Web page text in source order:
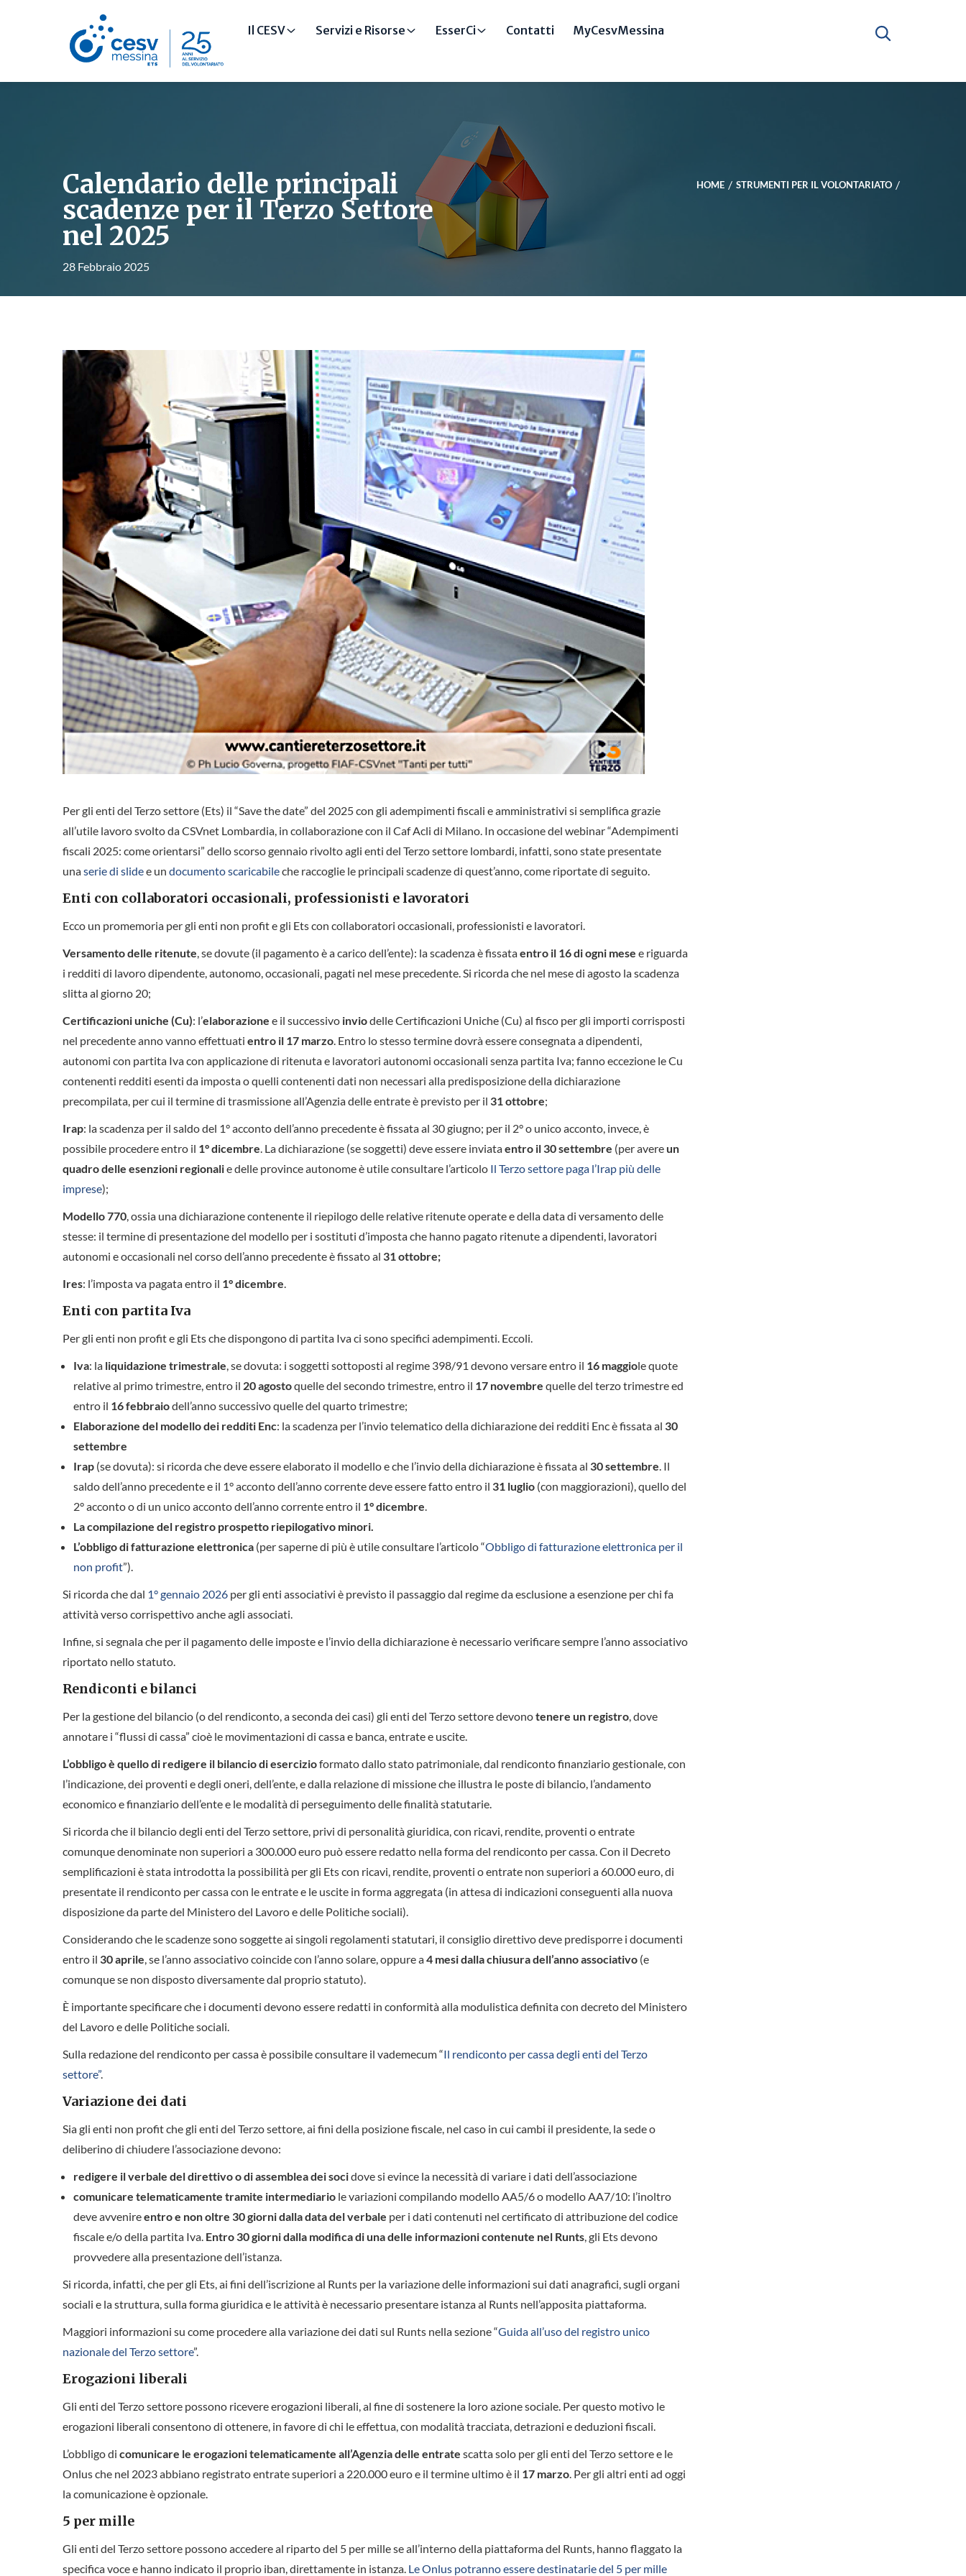
Il CESV Servizi e Risorse EsserCi Contatti MyCesvMessina
Calendario delle principali
scadenze per il Terzo Settore
nel 2025
28 Febbraio 2025
HOME STRUMENTI PER IL VOLONTARIATO
Per gli enti del Terzo settore (Ets) il “Save the date” del 2025 con gli adempimenti fiscali e amministrativi si semplifica grazie
all’utile lavoro svolto da CSVnet Lombardia, in collaborazione con il Caf Acli di Milano. In occasione del webinar “Adempimenti
fiscali 2025: come orientarsi” dello scorso gennaio rivolto agli enti del Terzo settore lombardi, infatti, sono state presentate
unaserie di slidee un documento scaricabileche raccoglie le principali scadenze di quest’anno, come riportate di seguito.
Enti con collaboratori occasionali, professionisti e lavoratori
Ecco un promemoria per gli enti non profit e gli Ets con collaboratori occasionali, professionisti e lavoratori.
Versamento delle ritenute, se dovute (il pagamento è a carico dell’ente): la scadenza è fissataentro il 16 di ogni mese e riguarda
i redditi di lavoro dipendente, autonomo, occasionali, pagati nel mese precedente. Si ricorda che nel mese di agosto la scadenza
slitta al giorno 20;
Certificazioni uniche (Cu): l’elaborazione e il successivo inviodelle Certificazioni Uniche (Cu) al fisco per gli importi corrisposti
nel precedente anno vanno effettuati entro il 17 marzo. Entro lo stesso termine dovrà essere consegnata a dipendenti,
autonomi con partita Iva con applicazione di ritenuta e lavoratori autonomi occasionali senza partita Iva; fanno eccezione le Cu
contenenti redditi esenti da imposta o quelli contenenti dati non necessari alla predisposizione della dichiarazione
precompilata, per cui il termine di trasmissione all’Agenzia delle entrate è previsto per il 31 ottobre;
Irap: la scadenza per il saldo del 1° acconto dell’anno precedente è fissata al 30 giugno; per il 2° o unico acconto, invece, è
possibile procedere entro il 1° dicembre. La dichiarazione (se soggetti) deve essere inviataentro il 30 settembre (per avere un
quadro delle esenzioni regionalie delle province autonome è utile consultare l’articolo Il Terzo settore paga l’Irap più delle
imprese);
Modello 770, ossia una dichiarazione contenente il riepilogo delle relative ritenute operate e della data di versamento delle
stesse: il termine di presentazione del modello per i sostituti d’imposta che hanno pagato ritenute a dipendenti, lavoratori
autonomi e occasionali nel corso dell’anno precedente è fissato al 31 ottobre;
Ires: l’imposta va pagata entro il 1° dicembre.
Enti con partita Iva
Per gli enti non profit e gli Ets che dispongono di partita Iva ci sono specifici adempimenti. Eccoli.
Iva: la liquidazione trimestrale, se dovuta: i soggetti sottoposti al regime 398/91 devono versare entro il 16 maggiole quote
relative al primo trimestre, entro il 20 agostoquelle del secondo trimestre, entro il 17 novembre quelle del terzo trimestre ed
entro il 16 febbraiodell’anno successivo quelle del quarto trimestre;
Elaborazione del modello dei redditi Enc: la scadenza per l’invio telematico della dichiarazione dei redditi Enc è fissata al 30
settembre
Irap (se dovuta): si ricorda che deve essere elaborato il modello e che l’invio della dichiarazione è fissata al 30 settembre. Il
saldo dell’anno precedente e il 1° acconto dell’anno corrente deve essere fatto entro il 31 luglio (con maggiorazioni), quello del
2° acconto o di un unico acconto dell’anno corrente entro il 1° dicembre.
La compilazione del registro prospetto riepilogativo minori.
L’obbligo di fatturazione elettronica (per saperne di più è utile consultare l’articolo “Obbligo di fatturazione elettronica per il
non profit”).
Si ricorda che dal 1° gennaio 2026 per gli enti associativi è previsto il passaggio dal regime da esclusione a esenzione per chi fa
attività verso corrispettivo anche agli associati.
Infine, si segnala che per il pagamento delle imposte e l’invio della dichiarazione è necessario verificare sempre l’anno associativo
riportato nello statuto.
Rendiconti e bilanci
Per la gestione del bilancio (o del rendiconto, a seconda dei casi) gli enti del Terzo settore devonotenere un registro, dove
annotare i “flussi di cassa” cioè le movimentazioni di cassa e banca, entrate e uscite.
L’obbligo è quello di redigere il bilancio di esercizioformato dallo stato patrimoniale, dal rendiconto finanziario gestionale, con
l’indicazione, dei proventi e degli oneri, dell’ente, e dalla relazione di missione che illustra le poste di bilancio, l’andamento
economico e finanziario dell’ente e le modalità di perseguimento delle finalità statutarie.
Si ricorda che il bilancio degli enti del Terzo settore, privi di personalità giuridica, con ricavi, rendite, proventi o entrate
comunque denominate non superiori a 300.000 euro può essere redatto nella forma del rendiconto per cassa. Con il Decreto
semplificazioni è stata introdotta la possibilità per gli Ets con ricavi, rendite, proventi o entrate non superiori a 60.000 euro, di
presentate il rendiconto per cassa con le entrate e le uscite in forma aggregata (in attesa di indicazioni conseguenti alla nuova
disposizione da parte del Ministero del Lavoro e delle Politiche sociali).
Considerando che le scadenze sono soggette ai singoli regolamenti statutari, il consiglio direttivo deve predisporre i documenti
entro il 30 aprile, se l’anno associativo coincide con l’anno solare, oppure a4 mesi dalla chiusura dell’anno associativo (e
comunque se non disposto diversamente dal proprio statuto).
È importante specificare che i documenti devono essere redatti in conformità alla modulistica definita con decreto del Ministero
del Lavoro e delle Politiche sociali.
Sulla redazione del rendiconto per cassa è possibile consultare il vademecum “Il rendiconto per cassa degli enti del Terzo
settore”.
Variazione dei dati
Sia gli enti non profit che gli enti del Terzo settore, ai fini della posizione fiscale, nel caso in cui cambi il presidente, la sede o
deliberino di chiudere l’associazione devono:
redigere il verbale del direttivo o di assemblea dei socidove si evince la necessità di variare i dati dell’associazione
comunicare telematicamente tramite intermediario le variazioni compilando modello AA5/6 o modello AA7/10: l’inoltro
deve avvenireentro e non oltre 30 giorni dalla data del verbale per i dati contenuti nel certificato di attribuzione del codice
fiscale e/o della partita Iva. Entro 30 giorni dalla modifica di una delle informazioni contenute nel Runts, gli Ets devono
provvedere alla presentazione dell’istanza.
Si ricorda, infatti, che per gli Ets, ai fini dell’iscrizione al Runts per la variazione delle informazioni sui dati anagrafici, sugli organi
sociali e la struttura, sulla forma giuridica e le attività è necessario presentare istanza al Runts nell’apposita piattaforma.
Maggiori informazioni su come procedere alla variazione dei dati sul Runts nella sezione “Guida all’uso del registro unico
nazionale del Terzo settore”.
Erogazioni liberali
Gli enti del Terzo settore possono ricevere erogazioni liberali, al fine di sostenere la loro azione sociale. Per questo motivo le
erogazioni liberali consentono di ottenere, in favore di chi le effettua, con modalità tracciata, detrazioni e deduzioni fiscali.
L’obbligo di comunicare le erogazioni telematicamente all’Agenzia delle entrate scatta solo per gli enti del Terzo settore e le
Onlus che nel 2023 abbiano registrato entrate superiori a 220.000 euro e il termine ultimo è il 17 marzo. Per gli altri enti ad oggi
la comunicazione è opzionale.
5 per mille
Gli enti del Terzo settore possono accedere al riparto del 5 per mille se all’interno della piattaforma del Runts, hanno flaggato la
specifica voce e hanno indicato il proprio iban, direttamente in istanza. Le Onlus potranno essere destinatarie del 5 per mille